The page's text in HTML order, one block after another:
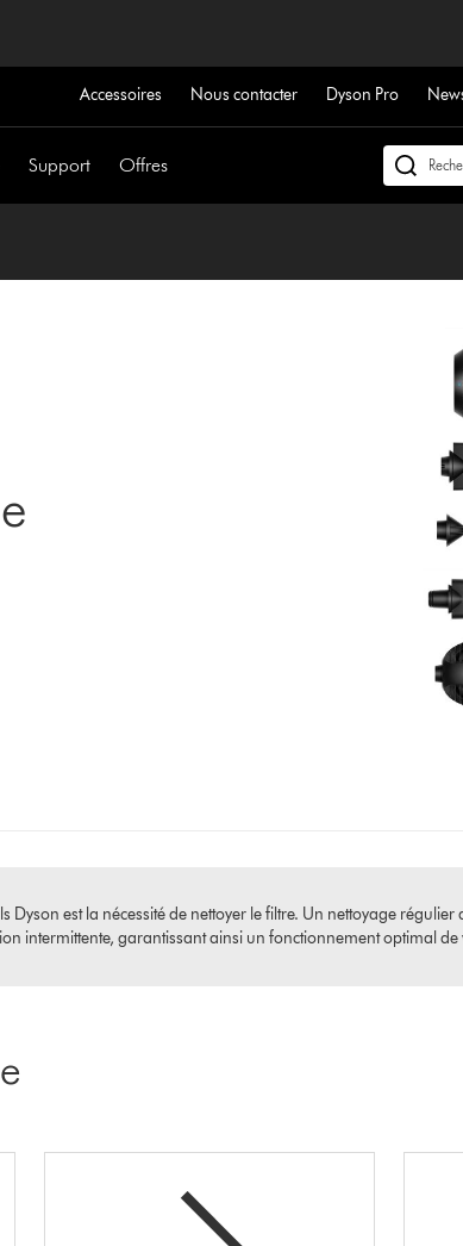
Accessoires Nous contacter Dyson Pro
Support Offres
est la nécessité de nettoyer le filtre. Un nettoyage régulier
intermittente, garantissant ainsi un fonctionnement optimal